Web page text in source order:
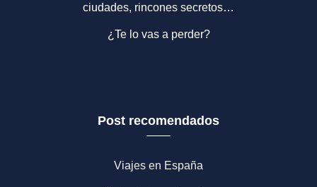
ciudades, rincones secretos…
¿Te lo vas a perder?
Post recomendados
Viajes en España